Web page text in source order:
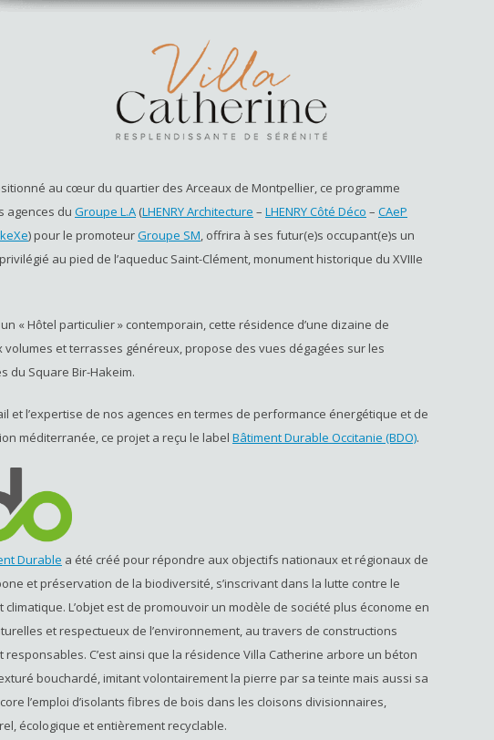
au cœur du quartier des Arceaux de Montpellier, ce programme
agences du Groupe L.A (LHENRY Architecture – LHENRY Côté Déco – CAeP
) pour le promoteurGroupe SM, offrira à ses futur(e)s occupant(e)s un
au pied de l’aqueduc Saint-Clément, monument historique du XVIIIe
« Hôtel particulier » contemporain, cette résidence d’une dizaine de
volumes et terrasses généreux, propose des vues dégagées sur les
du Square Bir-Hakeim.
et l’expertise de nos agences en termes de performance énergétique et de
méditerranée, ce projet a reçu le label Bâtiment Durable Occitanie (BDO).
Durable a été créé pour répondre aux objectifs nationaux et régionaux de
et préservation de la biodiversité, s’inscrivant dans la lutte contre le
L’objet est de promouvoir un modèle de société plus économe en
et respectueux de l’environnement, au travers de constructions
responsables. C’est ainsi que la résidence Villa Catherine arbore un béton
bouchardé, imitant volontairement la pierre par sa teinte mais aussi sa
l’emploi d’isolants fibres de bois dans les cloisons divisionnaires,
écologique et entièrement recyclable.